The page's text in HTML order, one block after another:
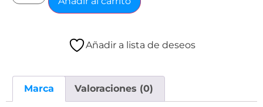
Añadir a lista de deseos
Marca Valoraciones (0)